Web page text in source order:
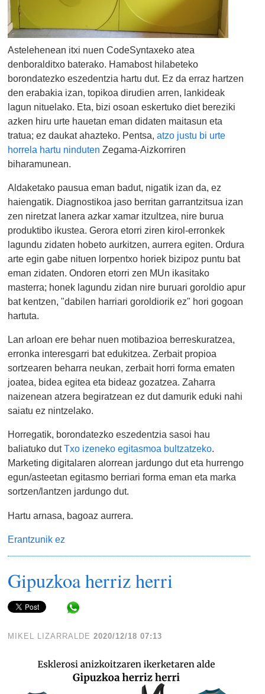
Astelehenean itxi nuen CodeSyntaxeko atea
denboralditxo baterako. Hamabost hilabeteko
borondatezko eszedentzia hartu dut. Ez da erraz hartzen
den erabakia izan, topikoa dirudien arren, lankideak
lagun nituelako. Eta, bizi osoan eskertuko diet bereziki
azken hiru urte hauetan eman didaten maitasun eta
tratua; ez daukat ahazteko. Pentsa,atzo justu bi urte
horrela hartu ninduten Zegama-Aizkorriren
biharamunean.
Aldaketako pausua eman badut, nigatik izan da, ez
haiengatik. Diagnostikoa jaso berritan garrantzitsua izan
zen niretzat lanera azkar xamar itzultzea, nire burua
produktibo ikustea. Gerora etorri ziren kirol-erronkek
lagundu zidaten hobeto aurkitzen, aurrera egiten. Ordura
arte egin gabe nituen lorpentxo horiek bizipoz puntu bat
eman zidaten. Ondoren etorri zen MUn ikasitako
masterra; honek lagundu zidan nire buruari goroldio apur
bat kentzen, "dabilen harriari goroldiorik ez" hori gogoan
hartuta.
Lan arloan ere behar nuen motibazioa berreskuratzea,
erronka interesgarri bat edukitzea. Zerbait propioa
sortzearen beharra neukan, zerbait horri forma ematen
joatea, bidea egitea eta bideaz gozatzea. Zaharra
naizenean atzera begiratzean ez dut damurik eduki nahi
saiatu ez nintzelako.
Horregatik, borondatezko eszedentzia sasoi hau
baliatuko dutTxo izeneko egitasmoa bultzatzeko.
Marketing digitalaren alorrean jardungo dut eta hurrengo
egun/asteetan egitasmo berriari forma eman eta marka
sortzen/lantzen jardungo dut.
Hartu arnasa, bagoaz aurrera.
Erantzunik ez
Gipuzkoa herriz herri
MIKEL LIZARRALDE 2020/12/18 07:13